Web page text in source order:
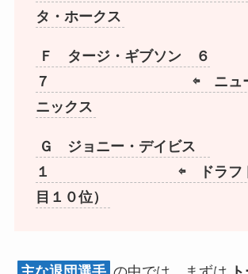
タ・ホークス
Ｆ タージ・ギブソン ６
７ ⇦ ニューヨ
ニックス
Ｇ ジョニー・デイビス
１ ⇦ ドラフト
目１０位）